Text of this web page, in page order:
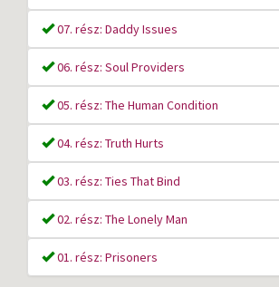
07. rész: Daddy Issues
06. rész: Soul Providers
05. rész: The Human Condition
04. rész: Truth Hurts
03. rész: Ties That Bind
02. rész: The Lonely Man
01. rész: Prisoners